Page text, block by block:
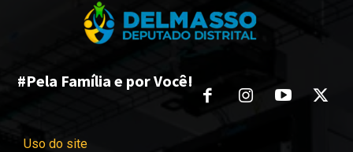
#Pela Família e por Você!
Uso do site